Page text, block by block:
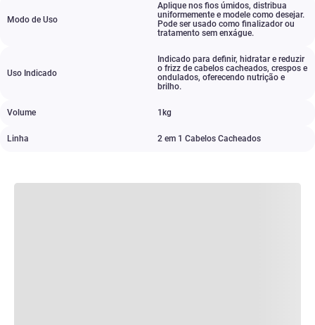
Modo de Uso
Aplique nos fios úmidos, distribua
uniformemente e modele como desejar.
Pode ser usado como finalizador ou
tratamento sem enxágue.
Uso Indicado
Indicado para definir, hidratar e reduzir
o frizz de cabelos cacheados, crespos e
ondulados, oferecendo nutrição e
brilho.
Volume 1kg
Linha 2 em 1 Cabelos Cacheados